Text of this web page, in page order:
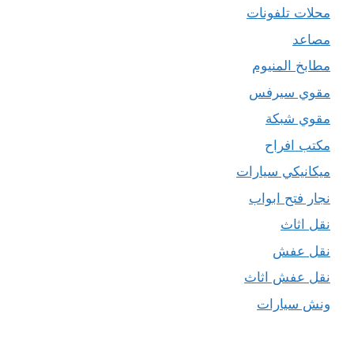
محلات تلفونات
مصاعد
مطابخ المنيوم
مقوي سيرفس
مقوي شبكة
مكتب افراح
ميكانيكي سيارات
نجار فتح ابواب
نقل اثاث
نقل عفش
نقل عفش اثاث
ونش سيارات